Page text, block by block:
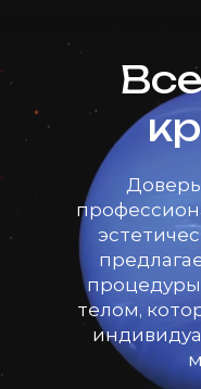
процедуры
телом,